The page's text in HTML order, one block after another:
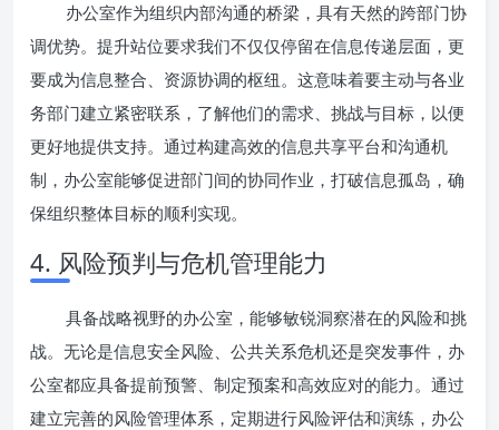
办公室作为组织内部沟通的桥梁，具有天然的跨部门协
调优势。提升站位要求我们不仅仅停留在信息传递层面，更
要成为信息整合、资源协调的枢纽。这意味着要主动与各业
务部门建立紧密联系，了解他们的需求、挑战与目标，以便
更好地提供支持。通过构建高效的信息共享平台和沟通机
制，办公室能够促进部门间的协同作业，打破信息孤岛，确
保组织整体目标的顺利实现。
4. 风险预判与危机管理能力
具备战略视野的办公室，能够敏锐洞察潜在的风险和挑
战。无论是信息安全风险、公共关系危机还是突发事件，办
公室都应具备提前预警、制定预案和高效应对的能力。通过
建立完善的风险管理体系，定期进行风险评估和演练，办公